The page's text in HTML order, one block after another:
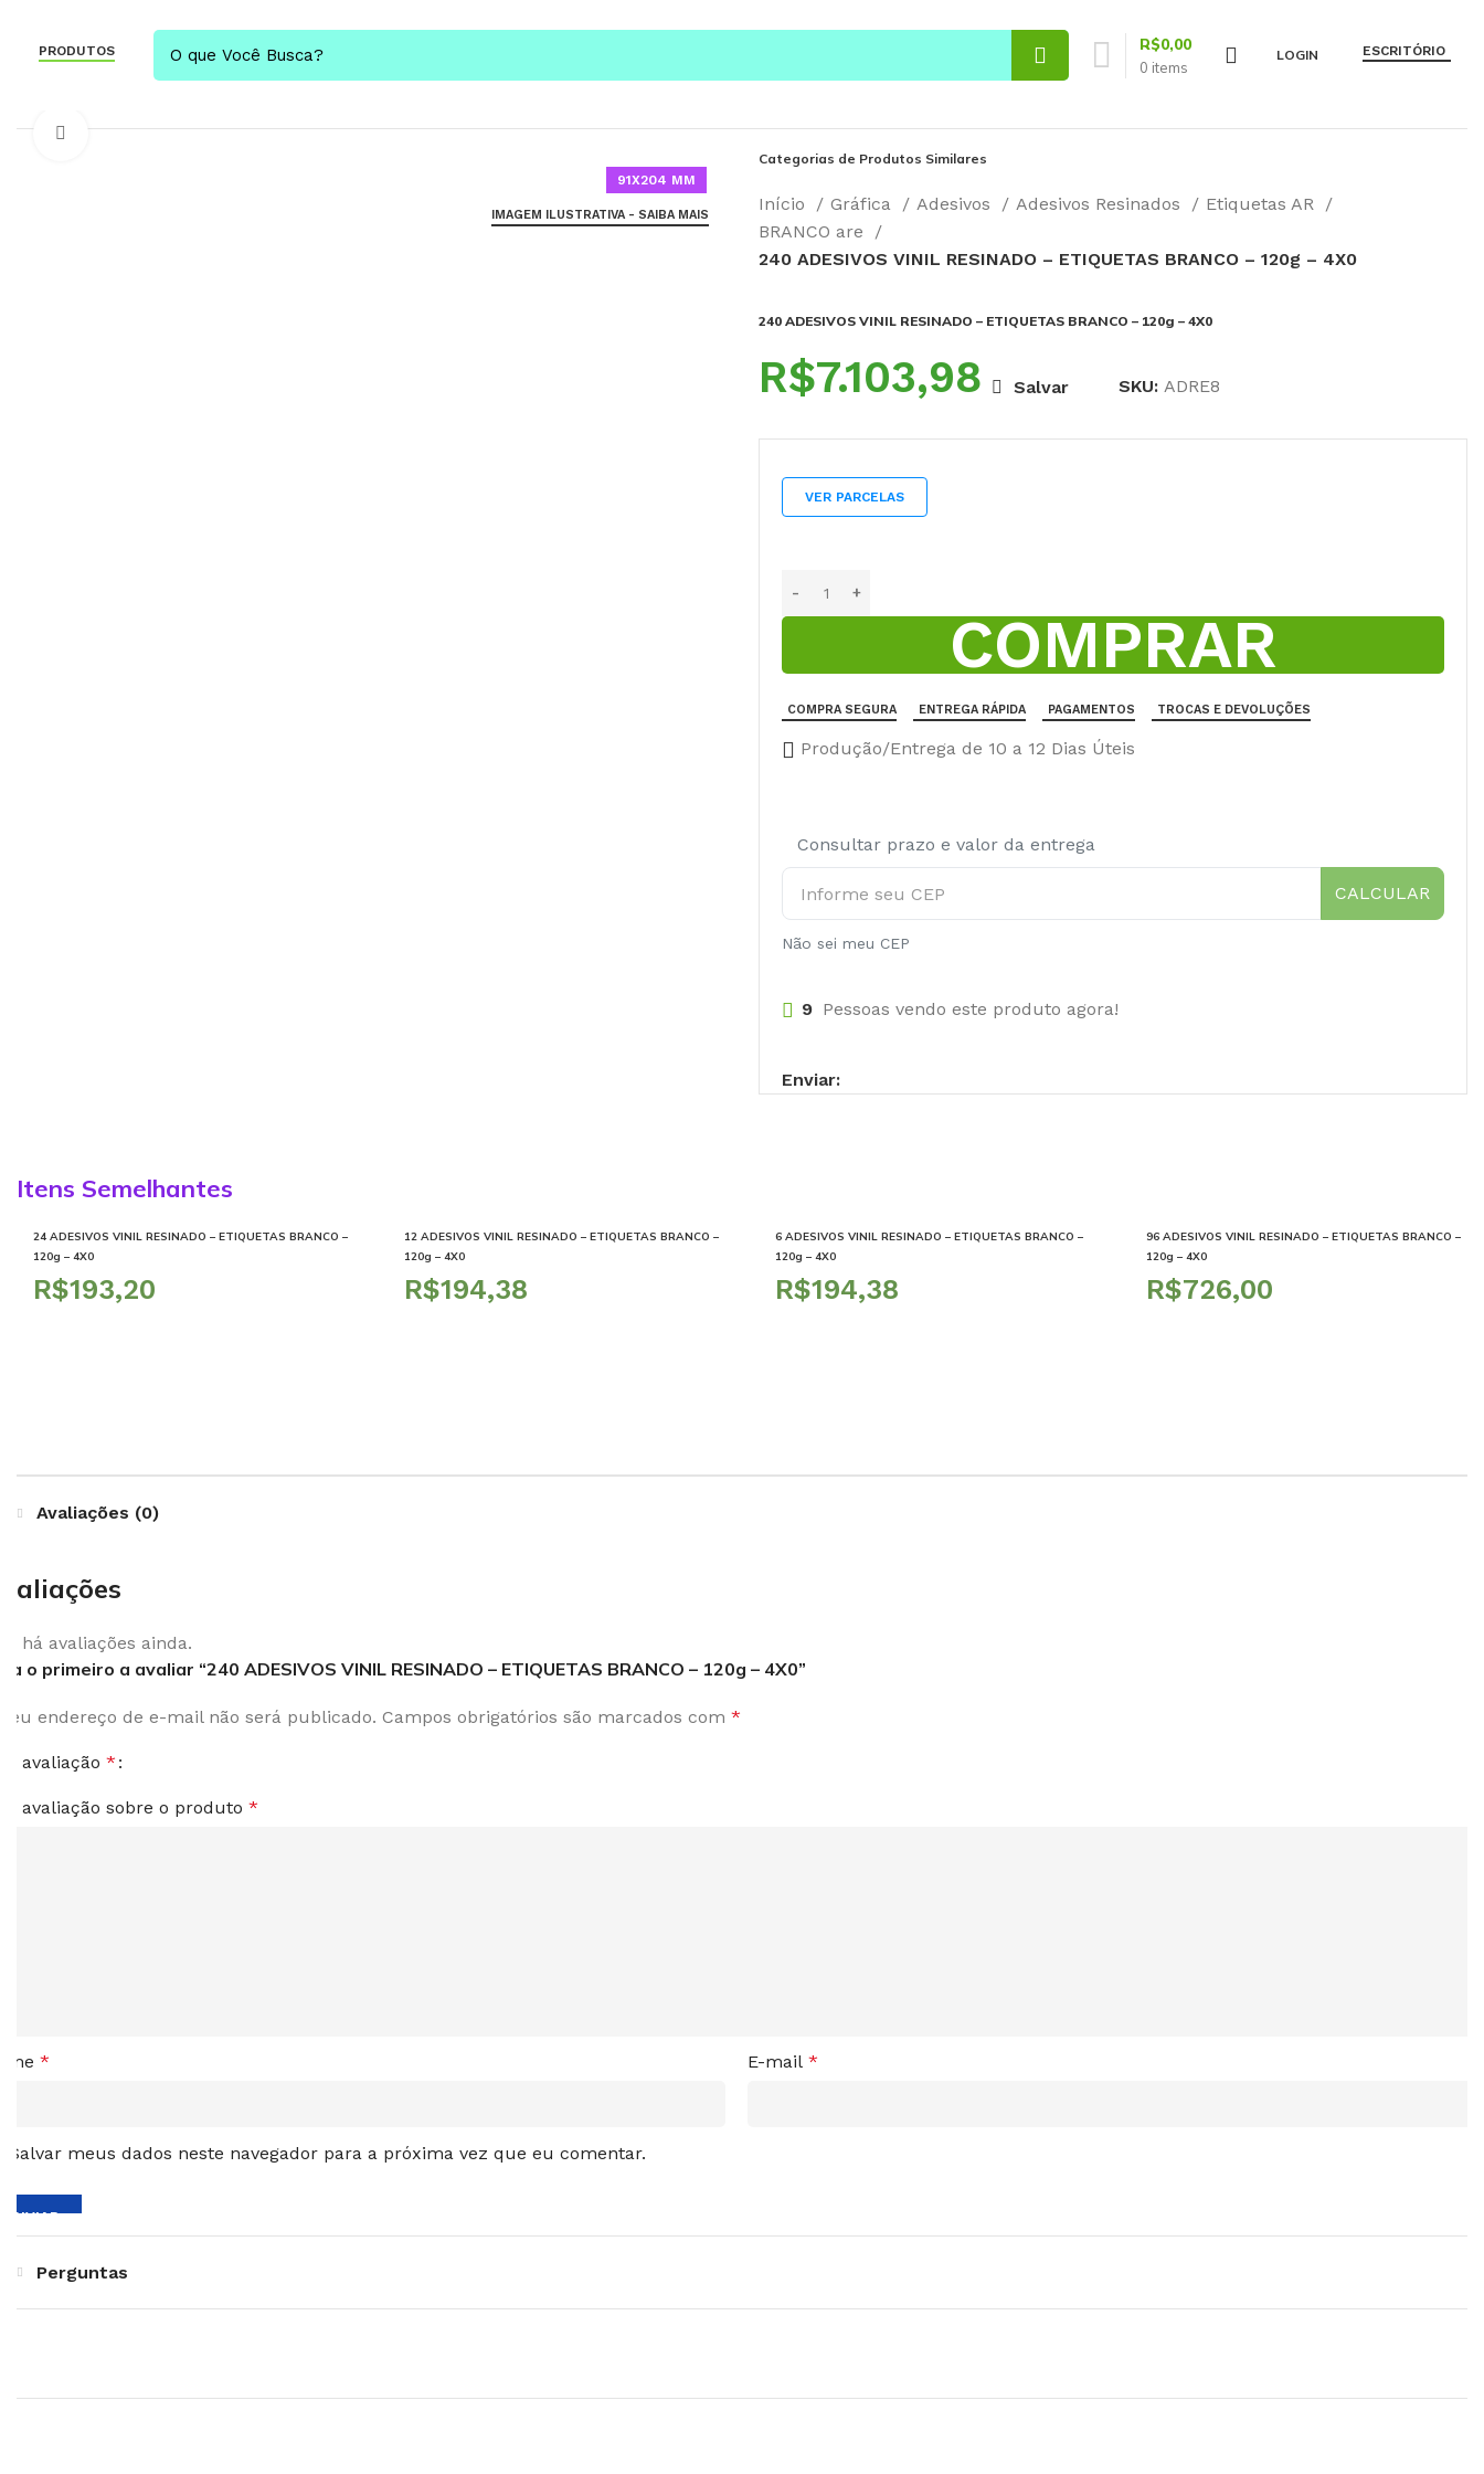
PRODUTOS
0 items
R$0,00
LOGIN ESCRITÓRIO
91X204 MM
Click to enlarge
IMAGEM ILUSTRATIVA - SAIBA MAIS
Categorias de Produtos Similares
Início Gráfica Adesivos Adesivos Resinados
Etiquetas AR
BRANCO are
240 ADESIVOS VINIL RESINADO – ETIQUETAS BRANCO – 120g – 4X0
240 ADESIVOS VINIL RESINADO – ETIQUETAS BRANCO – 120g – 4X0
R$ Salvar SKU:ADRE8
VER PARCELAS
COMPRAR
COMPRA SEGURA ENTREGA RÁPIDA PAGAMENTOS TROCAS E DEVOLUÇÕES
Produção/Entrega de 10 a 12 Dias Úteis
Consultar prazo e valor da entrega
CALCULAR
Não sei meu CEP
9 Pessoas vendo este produto agora!
Enviar:
Itens Semelhantes
24 ADESIVOS VINIL RESINADO – ETIQUETAS BRANCO –
120g – 4X0
R$
12 ADESIVOS VINIL RESINADO – ETIQUETAS BRANCO –
120g – 4X0
R$
6 ADESIVOS VINIL RESINADO – ETIQUETAS BRANCO –
120g – 4X0
R$
96 ADESIVOS VINIL RESINADO – ETIQUETAS BRANCO –
120g – 4X0
R$
Avaliações (0)
há avaliações ainda.
o primeiro a avaliar “240 ADESIVOS VINIL RESINADO – ETIQUETAS BRANCO – 120g – 4X0”
seu endereço de e-mail não será publicado. Campos obrigatórios são marcados com *
avaliação *
avaliação sobre o produto *
* E-mail *
Salvar meus dados neste navegador para a próxima vez que eu comentar.
Perguntas